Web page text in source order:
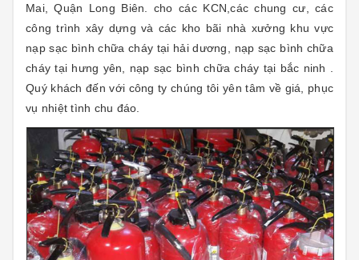
Mai, Quận Long Biên. cho các KCN,các chung cư, các
công trình xây dựng và các kho bãi nhà xưởng khu vực
nạp sạc bình chữa cháy tại hải dương, nạp sạc bình chữa
cháy tại hưng yên, nạp sạc bình chữa cháy tại bắc ninh .
Quý khách đến với công ty chúng tôi yên tâm về giá, phục
vụ nhiệt tình chu đáo.